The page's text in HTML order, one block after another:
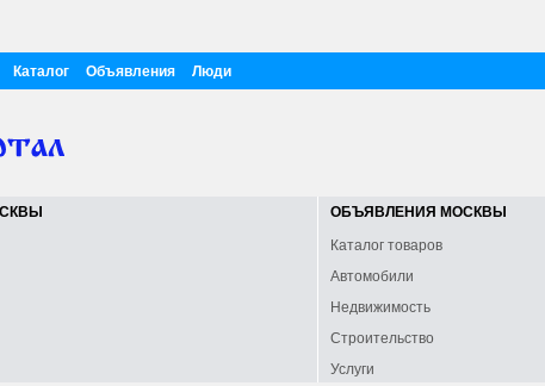
Каталог Объявления Люди
ОБЪЯВЛЕНИЯ МОСКВЫ
Каталог товаров
Автомобили
Недвижимость
Строительство
Услуги